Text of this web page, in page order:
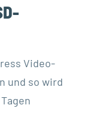
Video-
und so wird